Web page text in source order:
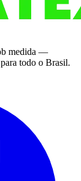
medida —
todo o Brasil.